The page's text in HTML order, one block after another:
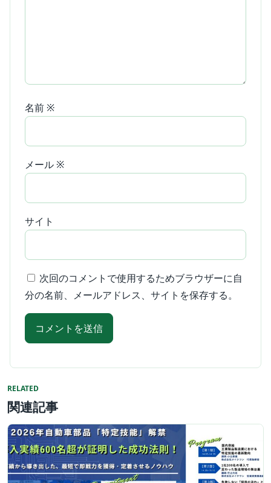
名前 ※
メール ※
サイト
次回のコメントで使用するためブラウザーに自
分の名前、メールアドレス、サイトを保存する。
RELATED
関連記事